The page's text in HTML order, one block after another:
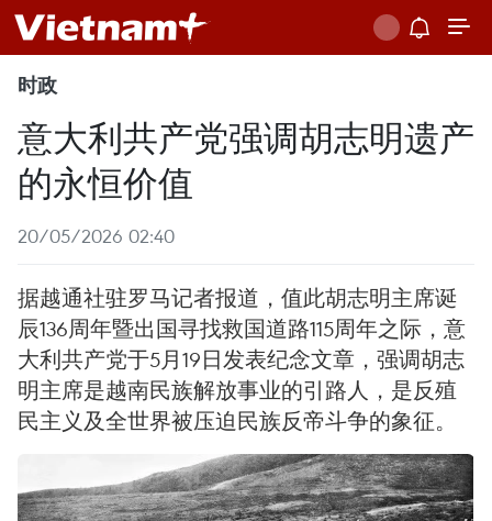
时政
意大利共产党强调胡志明遗产
的永恒价值
20/05/2026 02:40
据越通社驻罗马记者报道，值此胡志明主席诞
辰136周年暨出国寻找救国道路115周年之际，意
大利共产党于5月19日发表纪念文章，强调胡志
明主席是越南民族解放事业的引路人，是反殖
民主义及全世界被压迫民族反帝斗争的象征。